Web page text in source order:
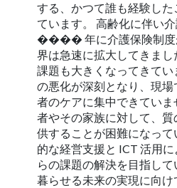
する、かつて誰も経験し
ています。 高齢化に伴い介
���� 年に介護保険制度
界は急速に拡大してきま
課題も大きくなってきて
の悪化が深刻となり、現
者のケアに集中できてい
者やその家族に対して、
供することが困難になっ
的な経営支援と ICT 活用
らの課題の解決を目指し
暮らせる未来の実現に向